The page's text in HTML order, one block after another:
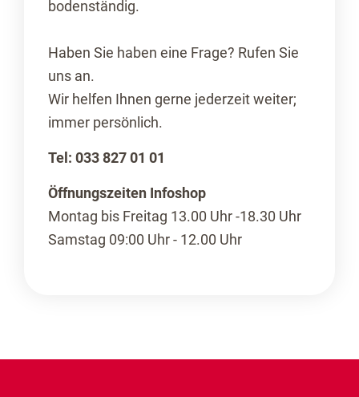
bodenständig.
Haben Sie haben eine Frage? Rufen Sie
uns an.
Wir helfen Ihnen gerne jederzeit weiter;
immer persönlich.
Tel: 033 827 01 01
Öffnungszeiten Infoshop
Montag bis Freitag 13.00 Uhr -18.30 Uhr
Samstag 09:00 Uhr - 12.00 Uhr